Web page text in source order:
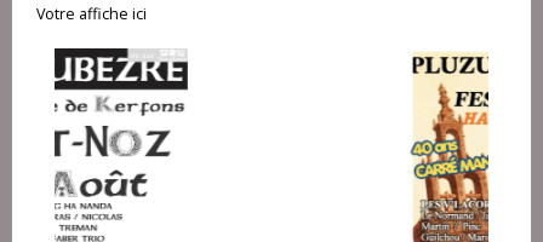
Votre affiche ici